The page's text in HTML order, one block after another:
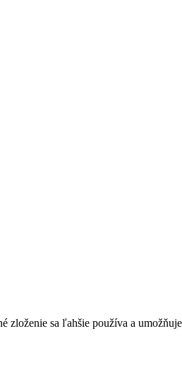
zloženie sa ľahšie používa a